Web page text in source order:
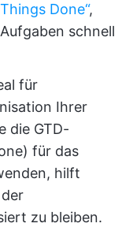
Done“,
schnell
für
Ihrer
die GTD-
für das
hilft
zu bleiben.